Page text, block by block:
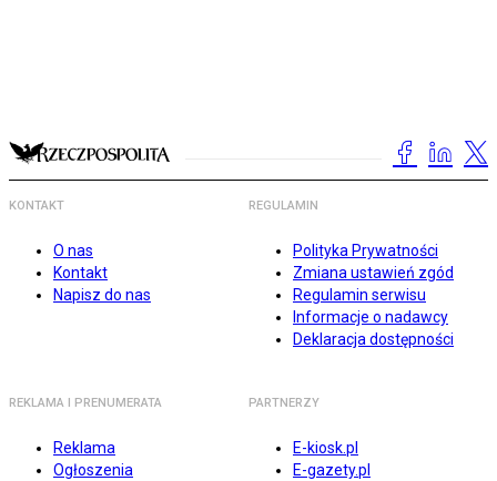
KONTAKT
O nas
Kontakt
Napisz do nas
REGULAMIN
Polityka Prywatności
Zmiana ustawień zgód
Regulamin serwisu
Informacje o nadawcy
Deklaracja dostępności
REKLAMA I PRENUMERATA
Reklama
Ogłoszenia
PARTNERZY
E-kiosk.pl
E-gazety.pl